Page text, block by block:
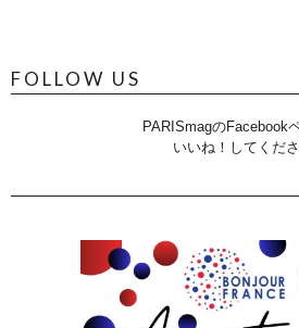
FOLLOW US
PARISmagのFacebook
いいね！してくだ